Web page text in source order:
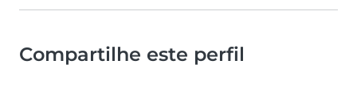
Compartilhe este perfil